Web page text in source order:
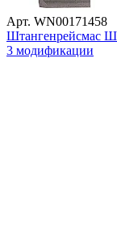
Арт. WN00171458
Штангенрейсмас
3 модификации